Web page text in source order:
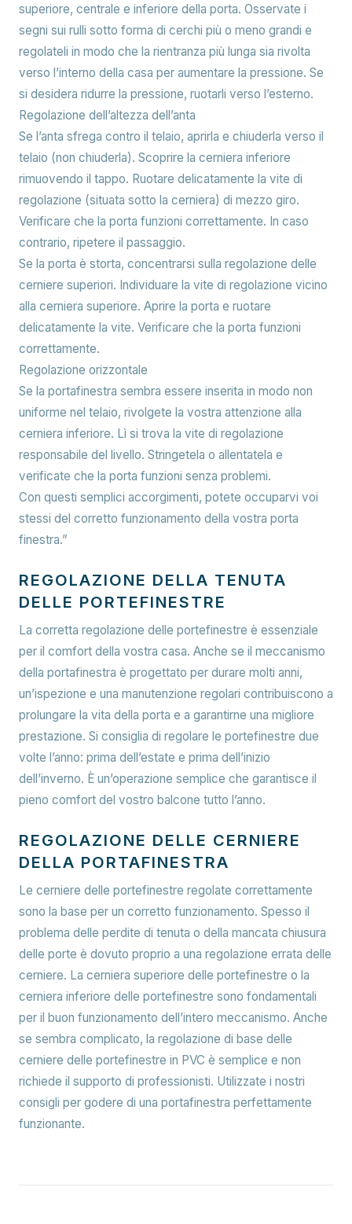
superiore, centrale e inferiore della porta. Osservate i
segni sui rulli sotto forma di cerchi più o meno grandi e
regolateli in modo che la rientranza più lunga sia rivolta
verso l’interno della casa per aumentare la pressione. Se
si desidera ridurre la pressione, ruotarli verso l’esterno.
Regolazione dell’altezza dell’anta
Se l’anta sfrega contro il telaio, aprirla e chiuderla verso il
telaio (non chiuderla). Scoprire la cerniera inferiore
rimuovendo il tappo. Ruotare delicatamente la vite di
regolazione (situata sotto la cerniera) di mezzo giro.
Verificare che la porta funzioni correttamente. In caso
contrario, ripetere il passaggio.
Se la porta è storta, concentrarsi sulla regolazione delle
cerniere superiori. Individuare la vite di regolazione vicino
alla cerniera superiore. Aprire la porta e ruotare
delicatamente la vite. Verificare che la porta funzioni
correttamente.
Regolazione orizzontale
Se la portafinestra sembra essere inserita in modo non
uniforme nel telaio, rivolgete la vostra attenzione alla
cerniera inferiore. Lì si trova la vite di regolazione
responsabile del livello. Stringetela o allentatela e
verificate che la porta funzioni senza problemi.
Con questi semplici accorgimenti, potete occuparvi voi
stessi del corretto funzionamento della vostra porta
finestra.”
REGOLAZIONE DELLA TENUTA
DELLE PORTEFINESTRE
La corretta regolazione delle portefinestre è essenziale
per il comfort della vostra casa. Anche se il meccanismo
della portafinestra è progettato per durare molti anni,
un’ispezione e una manutenzione regolari contribuiscono a
prolungare la vita della porta e a garantirne una migliore
prestazione. Si consiglia di regolare le portefinestre due
volte l’anno: prima dell’estate e prima dell’inizio
dell’inverno. È un’operazione semplice che garantisce il
pieno comfort del vostro balcone tutto l’anno.
REGOLAZIONE DELLE CERNIERE
DELLA PORTAFINESTRA
Le cerniere delle portefinestre regolate correttamente
sono la base per un corretto funzionamento. Spesso il
problema delle perdite di tenuta o della mancata chiusura
delle porte è dovuto proprio a una regolazione errata delle
cerniere. La cerniera superiore delle portefinestre o la
cerniera inferiore delle portefinestre sono fondamentali
per il buon funzionamento dell’intero meccanismo. Anche
se sembra complicato, la regolazione di base delle
cerniere delle portefinestre in PVC è semplice e non
richiede il supporto di professionisti. Utilizzate i nostri
consigli per godere di una portafinestra perfettamente
funzionante.